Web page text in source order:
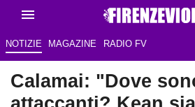
NOTIZIE MAGAZINE RADIO FV
Calamai: "Dove